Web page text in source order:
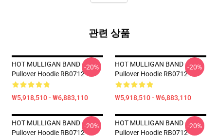
관련 상품
HOT MULLIGAN BAND
Pullover Hoodie RB0712
₩5,918,510 - ₩6,883,110
-20%
HOT MULLIGAN BAND
Pullover Hoodie RB0712
₩5,918,510 - ₩6,883,110
-20%
HOT MULLIGAN BAND
Pullover Hoodie RB0712
-20%
HOT MULLIGAN BAND
Pullover Hoodie RB0712
-20%